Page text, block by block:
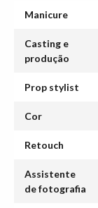
Manicure
Casting e
produção
Prop stylist
Cor
Retouch
Assistente
de fotografia